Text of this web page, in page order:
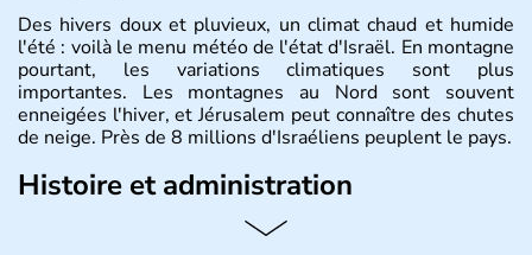
Des hivers doux et pluvieux, un climat chaud et humide
l'été : voilà le menu météo de l'état d'Israël. En montagne
pourtant, les variations climatiques sont plus
importantes. Les montagnes au Nord sont souvent
enneigées l'hiver, et Jérusalem peut connaître des chutes
de neige. Près de 8 millions d'Israéliens peuplent le pays.
Histoire et administration
L'Israël est un état de la partie est de la Méditerranée,